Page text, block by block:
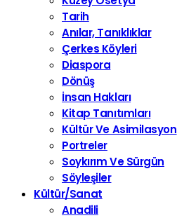
Tarih
Anılar, Tanıklıklar
Çerkes Köyleri
Diaspora
Dönüş
İnsan Hakları
Kitap Tanıtımları
Kültür Ve Asimilasyon
Portreler
Soykırım Ve Sürgün
Söyleşiler
Kültür/Sanat
Anadili